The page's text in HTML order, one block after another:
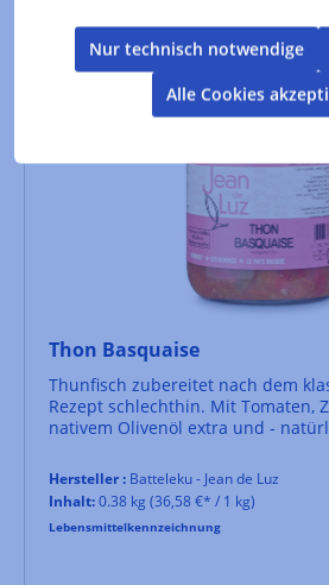
Thon Basquaise
Thunfisch zubereitet nach dem
Rezept schlechthin. Mit Tomaten,
nativem Olivenöl extra und - natürlich - Piment
Hersteller : Batteleku - Jean de Luz
Inhalt:0.38 kg (36,58 €* / 1 kg)
Lebensmittelkennzeichnung
Nur technisch notwendige
Alle Cookies